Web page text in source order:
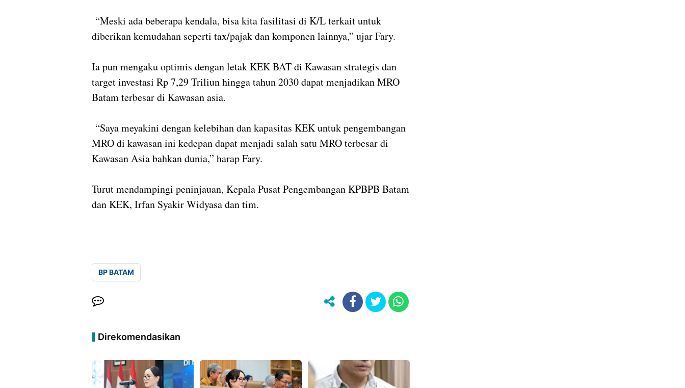
“Meski ada beberapa kendala, bisa kita fasilitasi di K/L terkait untuk
diberikan kemudahan seperti tax/pajak dan komponen lainnya,” ujar Fary.
Ia pun mengaku optimis dengan letak KEK BAT di Kawasan strategis dan
target investasi Rp 7,29 Triliun hingga tahun 2030 dapat menjadikan MRO
Batam terbesar di Kawasan asia.
“Saya meyakini dengan kelebihan dan kapasitas KEK untuk pengembangan
MRO di kawasan ini kedepan dapat menjadi salah satu MRO terbesar di
Kawasan Asia bahkan dunia,” harap Fary.
Turut mendampingi peninjauan, Kepala Pusat Pengembangan KPBPB Batam
dan KEK, Irfan Syakir Widyasa dan tim.
BP BATAM
Direkomendasikan